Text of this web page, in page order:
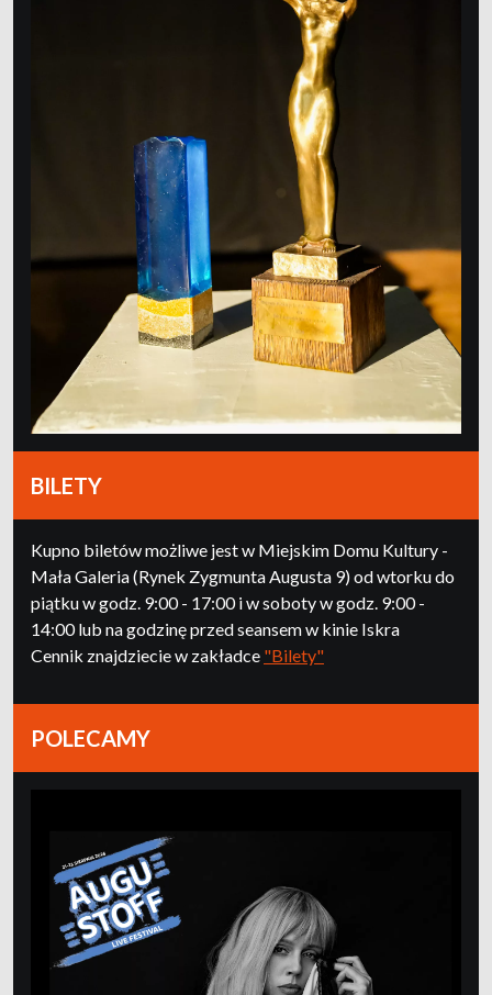
BILETY
Kupno biletów możliwe jest w Miejskim Domu Kultury -
Mała Galeria (Rynek Zygmunta Augusta 9) od wtorku do
piątku w godz. 9:00 - 17:00 i w soboty w godz. 9:00 -
14:00 lub na godzinę przed seansem w kinie Iskra
Cennik znajdziecie w zakładce "Bilety"
POLECAMY